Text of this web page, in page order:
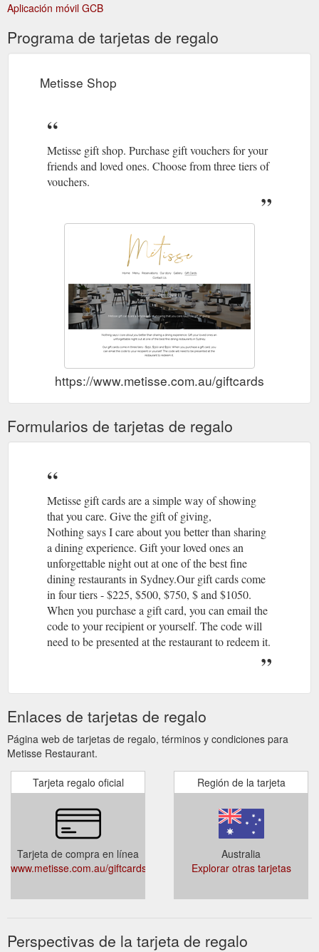
Aplicación móvil GCB
Programa de tarjetas de regalo
Metisse Shop
Metisse gift shop. Purchase gift vouchers for your
friends and loved ones. Choose from three tiers of
vouchers.
https://www.metisse.com.au/giftcards
Formularios de tarjetas de regalo
Metisse gift cards are a simple way of showing
that you care. Give the gift of giving,
Nothing says I care about you better than sharing
a dining experience. Gift your loved ones an
unforgettable night out at one of the best fine
dining restaurants in Sydney.Our gift cards come
in four tiers - $225, $500, $750, $ and $1050.
When you purchase a gift card, you can email the
code to your recipient or yourself. The code will
need to be presented at the restaurant to redeem it.
Enlaces de tarjetas de regalo
Página web de tarjetas de regalo, términos y condiciones para
Metisse Restaurant.
Tarjeta regalo oficial
Tarjeta de compra en línea
www.metisse.com.au/giftcards
Región de la tarjeta
Australia
Explorar otras tarjetas
Perspectivas de la tarjeta de regalo